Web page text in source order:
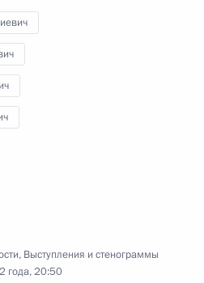
, Выступления и стенограммы
года, 20:50